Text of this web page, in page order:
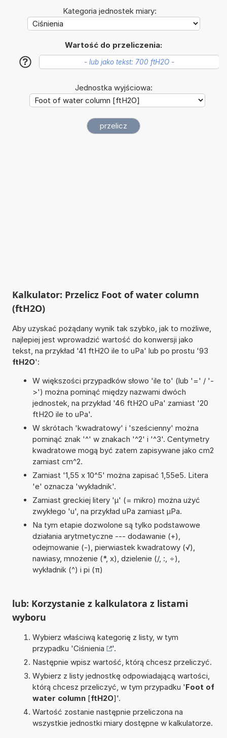
Kategoria jednostek miary:
Wartość do przeliczenia:
?
Jednostka wyjściowa:
Kalkulator: Przelicz Foot of water column
(ftH2O)
Aby uzyskać pożądany wynik tak szybko, jak to możliwe,
najlepiej jest wprowadzić wartość do konwersji jako
tekst, na przykład '41 ftH2O ile to uPa' lub po prostu '93
ftH2O':
W większości przypadków słowo 'ile to' (lub '=' / '-
>') można pominąć między nazwami dwóch
jednostek, na przykład '46 ftH2O uPa' zamiast '20
ftH2O ile to uPa'.
W skrótach 'kwadratowy' i 'sześcienny' można
pominąć znak '^' w znakach '^2' i '^3'. Centymetry
kwadratowe mogą być zatem zapisywane jako cm2
zamiast cm^2.
Zamiast '1,55 x 10^5' można zapisać 1,55e5. Litera
'e' oznacza 'wykładnik'.
Zamiast greckiej litery 'µ' (= mikro) można użyć
zwykłego 'u', na przykład uPa zamiast µPa.
Na tym etapie dozwolone są tylko podstawowe
działania arytmetyczne --- dodawanie (+),
odejmowanie (-), pierwiastek kwadratowy (√),
nawiasy, mnożenie (*, x), dzielenie (/, :, ÷),
wykładnik (^) i pi (π)
lub: Korzystanie z kalkulatora z listami
wyboru
Wybierz właściwą kategorię z listy, w tym
przypadku 'Ciśnienia
'.
Następnie wpisz wartość, którą chcesz przeliczyć.
Wybierz z listy jednostkę odpowiadającą wartości,
którą chcesz przeliczyć, w tym przypadku 'Foot of
water column[ftH2O]'.
Wartość zostanie następnie przeliczona na
wszystkie jednostki miary dostępne w kalkulatorze.